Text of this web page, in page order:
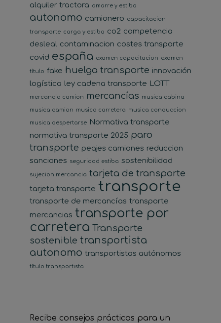
alquiler tractora amarre y estiba
autonomo camionero capacitacion
transporte carga y estiba co2 competencia
desleal contaminacion costes transporte
covid españa examen capacitacion examen
título fake huelga transporte innovación
logística ley cadena transporte LOTT
mercancia camion mercancías musica cabina
musica camion musica carretera musica conduccion
musica despertarse
Normativa transporte
normativa transporte 2025 paro
transporte peajes camiones reduccion
sanciones
seguridad estiba sostenibilidad
sujecion mercancia tarjeta de transporte
tarjeta transporte transporte
transporte de mercancías transporte
mercancias transporte por
carretera Transporte
sostenible transportista
autonomo transportistas autónomos
título transportista
Recibe consejos prácticos para un